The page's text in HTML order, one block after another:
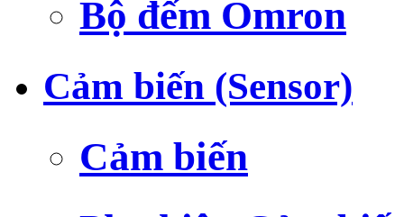
Bộ đếm Omron
Cảm biến (Sensor)
Cảm biến